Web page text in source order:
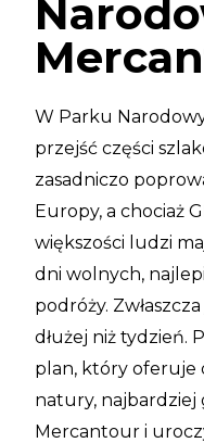
W Parku
przejść części
zasadniczo
Europy, a chociaż
większości ludzi
dni wolnych,
podróży.
dłużej niż tydzień.
plan, który oferuje
natury, najbardziej
Mercantour i